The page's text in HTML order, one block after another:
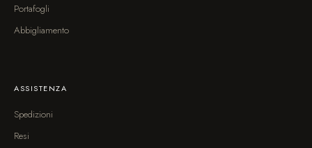
Portafogli
Abbigliamento
ASSISTENZA
Spedizioni
Resi